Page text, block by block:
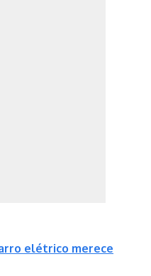
elétrico merece